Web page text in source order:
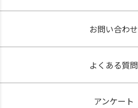
お問い合わせ
よくある質問
アンケート